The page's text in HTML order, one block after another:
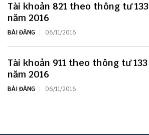
Tài khoản 821 theo thông tư 133
năm 2016
BÀI ĐĂNG 06/11/2016
Tài khoản 911 theo thông tư 133
năm 2016
BÀI ĐĂNG 06/11/2016